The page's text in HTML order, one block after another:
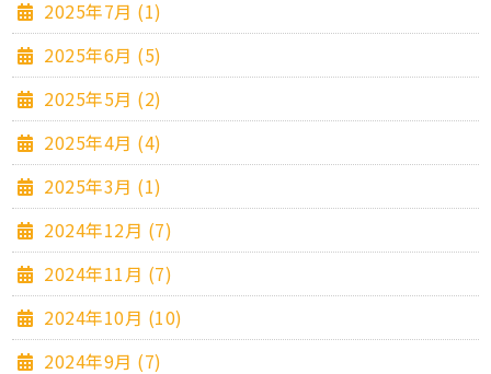
2025年7月 (1)
2025年6月 (5)
2025年5月 (2)
2025年4月 (4)
2025年3月 (1)
2024年12月 (7)
2024年11月 (7)
2024年10月 (10)
2024年9月 (7)